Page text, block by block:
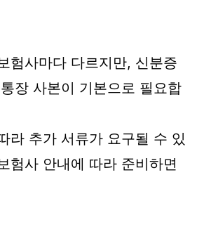
험사마다 다르지만, 신분증
장 사본이 기본으로 필요합
라 추가 서류가 요구될 수 있
험사 안내에 따라 준비하면